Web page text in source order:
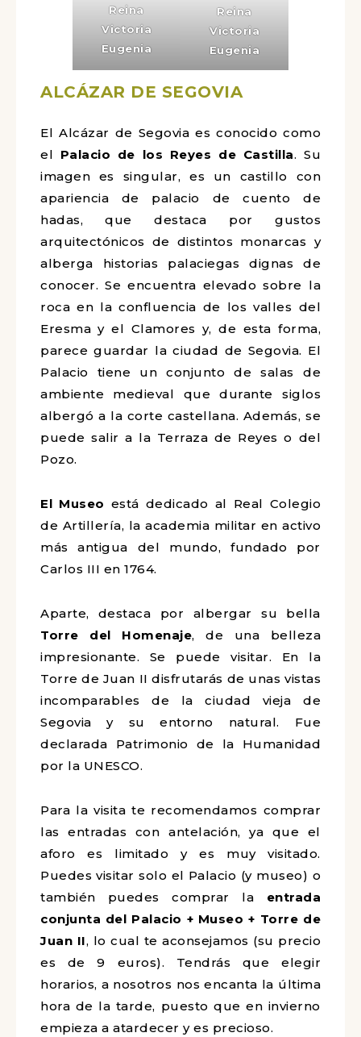
Reina
Victoria
Eugenia
Reina
Victoria
Eugenia
ALCÁZAR DE SEGOVIA
El Alcázar de Segovia es conocido como
el Palacio de los Reyes de Castilla. Su
imagen es singular, es un castillo con
apariencia de palacio de cuento de
hadas, que destaca por gustos
arquitectónicos de distintos monarcas y
alberga historias palaciegas dignas de
conocer. Se encuentra elevado sobre la
roca en la confluencia de los valles del
Eresma y el Clamores y, de esta forma,
parece guardar la ciudad de Segovia. El
Palacio tiene un conjunto de salas de
ambiente medieval que durante siglos
albergó a la corte castellana. Además, se
puede salir a la Terraza de Reyes o del
Pozo.
El Museo está dedicado al Real Colegio
de Artillería, la academia militar en activo
más antigua del mundo, fundado por
Carlos III en 1764.
Aparte, destaca por albergar su bella
Torre del Homenaje, de una belleza
impresionante. Se puede visitar. En la
Torre de Juan II disfrutarás de unas vistas
incomparables de la ciudad vieja de
Segovia y su entorno natural. Fue
declarada Patrimonio de la Humanidad
por la UNESCO.
Para la visita te recomendamos comprar
las entradas con antelación, ya que el
aforo es limitado y es muy visitado.
Puedes visitar solo el Palacio (y museo) o
también puedes comprar la entrada
conjunta del Palacio + Museo + Torre de
Juan II, lo cual te aconsejamos (su precio
es de 9 euros). Tendrás que elegir
horarios, a nosotros nos encanta la última
hora de la tarde, puesto que en invierno
empieza a atardecer y es precioso.